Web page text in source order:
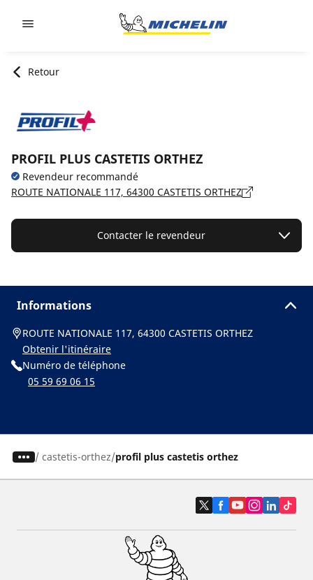
Retour
PROFIL PLUS CASTETIS ORTHEZ
Revendeur recommandé
ROUTE NATIONALE 117, 64300 CASTETIS ORTHEZ
Contacter le revendeur
Informations
ROUTE NATIONALE 117, 64300 CASTETIS ORTHEZ
Obtenir l'itinéraire
Numéro de téléphone
05 59 69 06 15
/ castetis-orthez profil plus castetis orthez